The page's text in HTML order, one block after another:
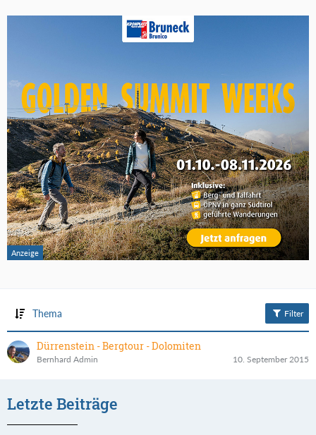
Thema Filter
Dürrenstein - Bergtour - Dolomiten
Bernhard Admin 10. September 2015
Letzte Beiträge